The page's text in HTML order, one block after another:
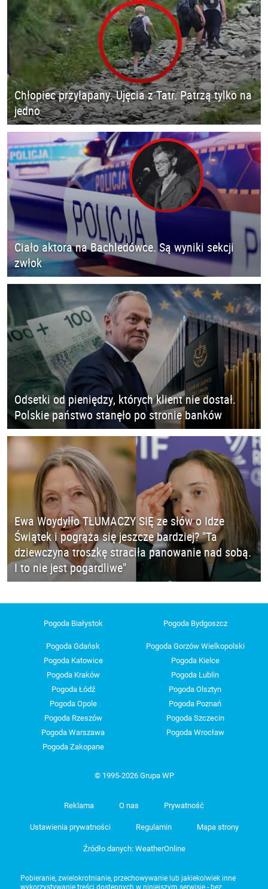
Chłopiec przyłapany. Ujęcia z Tatr. Patrzą tylko na
jedno
Ciało aktora na Bachledówce. Są wyniki sekcji
zwłok
Odsetki od pieniędzy, których klient nie dostał.
Polskie państwo stanęło po stronie banków
Ewa Woydyłło TŁUMACZY SIĘ ze słów o Idze
Świątek i pogrąża się jeszcze bardziej? "Ta
dziewczyna troszkę straciła panowanie nad sobą.
I to nie jest pogardliwe"
Pogoda Białystok Pogoda Bydgoszcz
Pogoda Gdańsk
Pogoda Gorzów Wielkopolski
Pogoda Katowice
Pogoda Kielce
Pogoda Kraków
Pogoda Lublin
Pogoda Łódź
Pogoda Olsztyn
Pogoda Opole
Pogoda Poznań
Pogoda Rzeszów
Pogoda Szczecin
Pogoda Warszawa
Pogoda Wrocław
Pogoda Zakopane
© 1995-2026 Grupa WP
Reklama O nas Prywatność
Ustawienia prywatności Regulamin Mapa strony
Źródło danych: WeatherOnline
Pobieranie, zwielokrotnianie, przechowywanie lub jakiekolwiek inne
wykorzystywanie treści dostępnych w niniejszym serwisie - bez